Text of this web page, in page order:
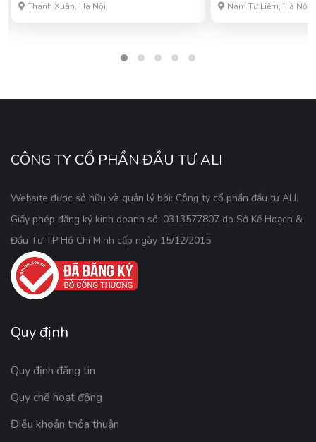
Thanh Xuân, Hà Nội Nam Từ Liêm, Hà Nội
CÔNG TY CỔ PHẦN ĐẦU TƯ ALI
Website được sở hữu và quản lý bởi: Công ty cổ phần đầu tư ALI.
Giấy phép đăng ký kinh doanh số: 0313577807 do Sở Kế Hoạch &
Đầu Tư TP Hồ Chí Minh cấp ngày 15/12/2015
Quy định
Quy định đăng tin
Quy chế hoạt động
Điều khoản thỏa thuận